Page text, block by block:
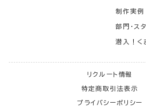
制作実例
部門・ス
潜入！く
リクルート情報
特定商取引法表示
プライバシーポリシー